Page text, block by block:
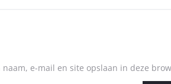
naam, e-mail en site opslaan in deze